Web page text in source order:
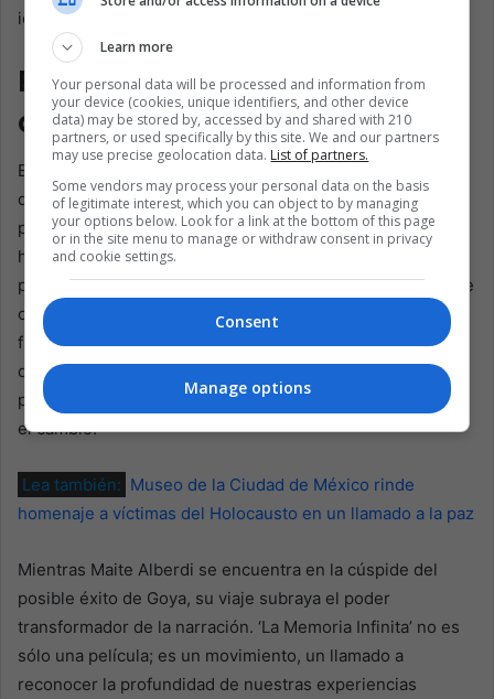
idioma, la cultura e incluso el tiempo mismo.
Redefiniendo el cine
documental
El trabajo de Alberdi, en particular ‘La memoria infinita’,
desafía a los espectadores a reconsiderar sus
percepciones sobre la realización de documentales y las
historias que valoramos. En una era en la que la
preservación de la memoria personal y colectiva se vuelve
cada vez más vital, sus películas ofrecen un modelo para
futuros narradores. Subrayan la importancia de la
diversidad narrativa, la inclusión de voces marginadas y el
poder del cine para fomentar la empatía, la comprensión y
el cambio.
Lea también: Museo de la Ciudad de México rinde
homenaje a víctimas del Holocausto en un llamado a la paz
Mientras Maite Alberdi se encuentra en la cúspide del
posible éxito de Goya, su viaje subraya el poder
transformador de la narración. ‘La Memoria Infinita’ no es
sólo una película; es un movimiento, un llamado a
reconocer la profundidad de nuestras experiencias
Learn more
Your personal data will be processed and information from
your device (cookies, unique identifiers, and other device
data) may be stored by, accessed by and shared with 210
partners, or used specifically by this site. We and our partners
may use precise geolocation data. List of partners.
Some vendors may process your personal data on the basis
of legitimate interest, which you can object to by managing
your options below. Look for a link at the bottom of this page
or in the site menu to manage or withdraw consent in privacy
and cookie settings.
Consent
Manage options